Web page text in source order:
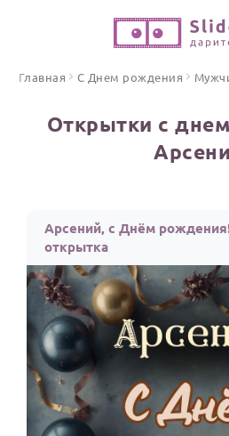
Открытки
Стихи и тексты
ПРАЗДНИКИ
С Днем рождения
Юбилей
Свадьба
Годовщина свадьбы
ИНСТРУМЕНТЫ
ОТЗЫВЫ
Главная С Днем рождения
Открытки с
Арсений, с Днём
открытка